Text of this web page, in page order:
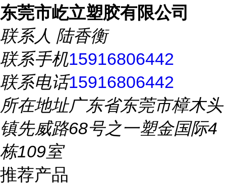
东莞市屹立塑胶有限公司
联系人 陆香衡
联系手机15916806442
联系电话15916806442
所在地址广东省东莞市樟木头
镇先威路68号之一塑金国际4
栋109室
推荐产品